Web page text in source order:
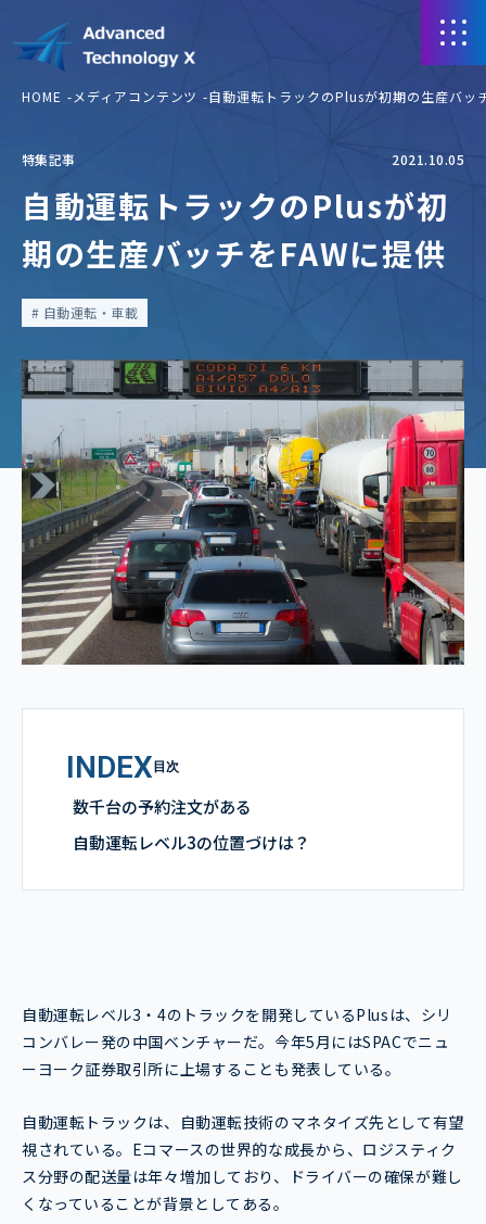
HOME メディアコンテンツ 自動運転トラックのPlusが初期の生産バッ
特集記事 2021.10.05
自動運転トラックのPlusが初
期の生産バッチをFAWに提供
自動運転・車載
INDEX 目次
数千台の予約注文がある
自動運転レベル3の位置づけは？
自動運転レベル3・4のトラックを開発しているPlusは、シリ
コンバレー発の中国ベンチャーだ。今年5月にはSPACでニュ
ーヨーク証券取引所に上場することも発表している。
自動運転トラックは、自動運転技術のマネタイズ先として有望
視されている。Eコマースの世界的な成長から、ロジスティク
ス分野の配送量は年々増加しており、ドライバーの確保が難し
くなっていることが背景としてある。